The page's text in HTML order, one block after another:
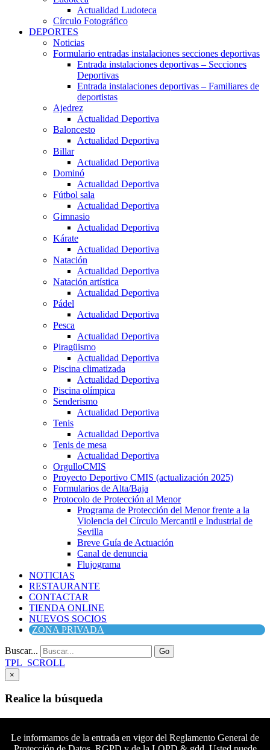
Actualidad Ludoteca
Círculo Fotográfico
DEPORTES
Noticias
Formulario entradas instalaciones secciones deportivas
Entrada instalaciones deportivas – Secciones
Deportivas
Entrada instalaciones deportivas – Familiares de
deportistas
Ajedrez
Actualidad Deportiva
Baloncesto
Actualidad Deportiva
Billar
Actualidad Deportiva
Dominó
Actualidad Deportiva
Fútbol sala
Actualidad Deportiva
Gimnasio
Actualidad Deportiva
Kárate
Actualidad Deportiva
Natación
Actualidad Deportiva
Natación artística
Actualidad Deportiva
Pádel
Actualidad Deportiva
Pesca
Actualidad Deportiva
Piragüismo
Actualidad Deportiva
Piscina climatizada
Actualidad Deportiva
Piscina olímpica
Senderismo
Actualidad Deportiva
Tenis
Actualidad Deportiva
Tenis de mesa
Actualidad Deportiva
OrgulloCMIS
Proyecto Deportivo CMIS (actualización 2025)
Formularios de Alta/Baja
Protocolo de Protección al Menor
Programa de Protección del Menor frente a la
Violencia del Círculo Mercantil e Industrial de
Sevilla
Breve Guía de Actuación
Canal de denuncia
Flujograma
NOTICIAS
RESTAURANTE
CONTACTAR
TIENDA ONLINE
NUEVOS SOCIOS
ZONA PRIVADA
Buscar... Go
TPL_SCROLL
×
Realice la búsqueda
Buscar
Le informamos de la entrada en vigor del Reglamento General de